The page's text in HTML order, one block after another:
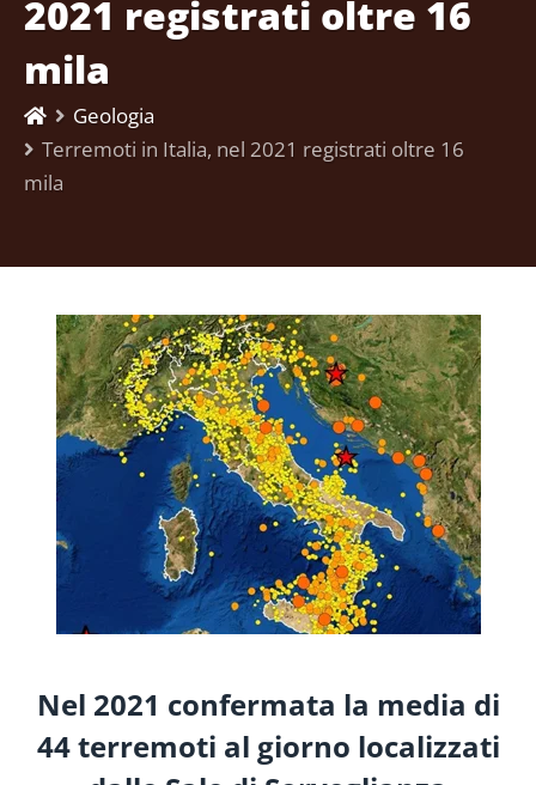
2021 registrati oltre 16
mila
Geologia
Terremoti in Italia, nel 2021 registrati oltre 16
mila
Nel 2021 confermata la media di
44 terremoti al giorno localizzati